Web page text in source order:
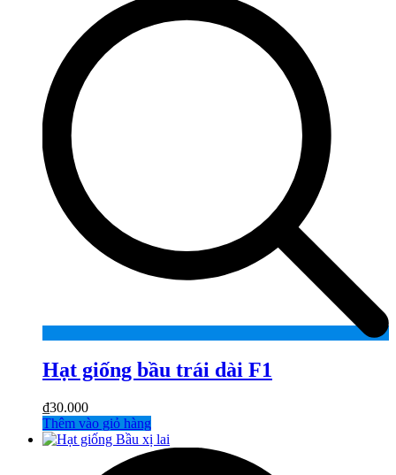
Hạt giống bầu trái dài F1
₫30.000
Thêm vào giỏ hàng